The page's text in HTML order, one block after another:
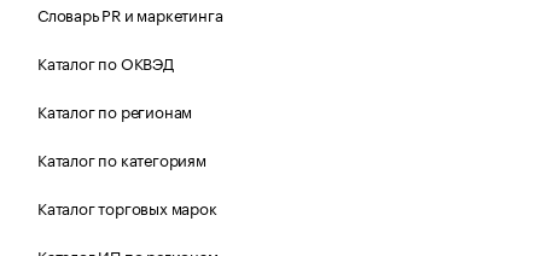
Словарь PR и маркетинга
Каталог по ОКВЭД
Каталог по регионам
Каталог по категориям
Каталог торговых марок